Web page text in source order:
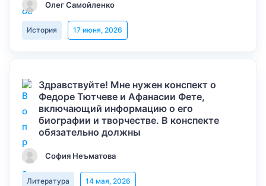
Олег Самойленко
История 17 июня, 2026
Здравствуйте! Мне нужен конспект о
Федоре Тютчеве и Афанасии Фете,
включающий информацию о его
биографии и творчестве. В конспекте
обязательно должны
София Неъматова
Литература 14 мая, 2026